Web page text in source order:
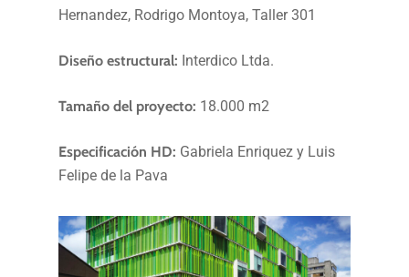
Hernandez, Rodrigo Montoya, Taller 301
Diseño estructural: Interdico Ltda.
Tamaño del proyecto: 18.000 m2
Especificación HD: Gabriela Enriquez y Luis
Felipe de la Pava